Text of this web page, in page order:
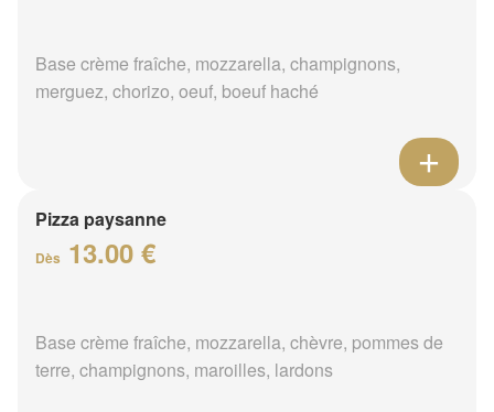
Base crème fraîche, mozzarella, champignons,
merguez, chorizo, oeuf, boeuf haché
Pizza paysanne
Dès 13.00 €
Base crème fraîche, mozzarella, chèvre, pommes de
terre, champignons, maroilles, lardons